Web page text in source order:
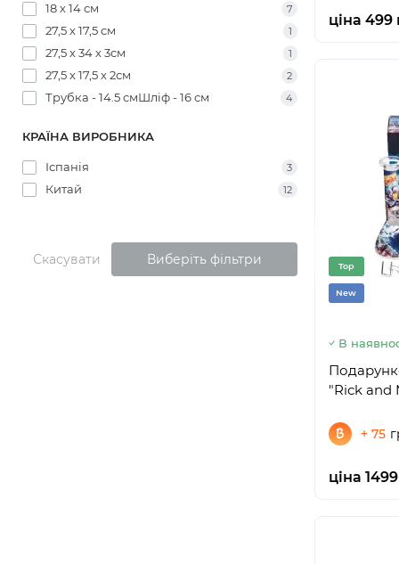
18 х 14 см 7
27,5 х 17,5 см 1
27,5 х 34 х 3см 1
27,5 х 17,5 х 2см 2
Трубка - 14.5 смШліф - 16 см 4
КРАЇНА ВИРОБНИКА
Іспанія 3
Китай 12
Скасувати Виберіть фільтри
ціна 499
Top
New
В
"Rick and
+ 75
ціна